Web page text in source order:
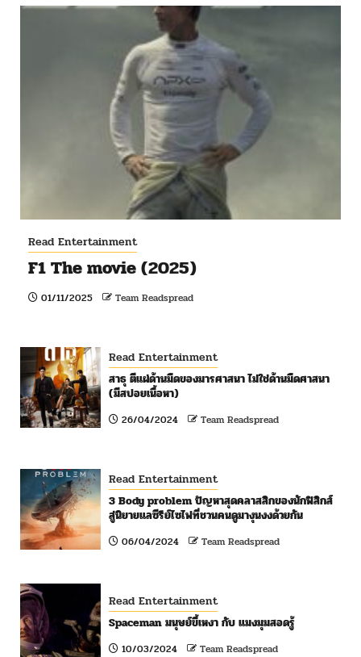
Read Entertainment
F1 The movie (2025)
01/11/2025 Team Readspread
Read Entertainment
สาธุ ตีแผ่ด้านมืดของมารศาสนา ไม่ใช่ด้านมืดศาสนา
(มีสปอยเนื้อหา)
26/04/2024 Team Readspread
Read Entertainment
3 Body problem ปัญหาสุดคลาสสิกของนักฟิสิกส์
สู่นิยายแลซีรีย์ไซไฟที่ชวนคนดูมางุนงงด้วยกัน
06/04/2024 Team Readspread
Read Entertainment
Spaceman มนุษย์ขี้เหงา กับ แมงมุมสอดรู้
10/03/2024 Team Readspread